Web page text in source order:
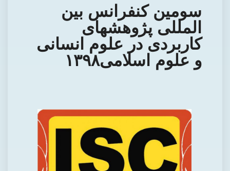
سومین کنفرانس بین
المللی پژوهشهای
کاربردی در علوم انسانی
و علوم اسلامی۱۳۹۸